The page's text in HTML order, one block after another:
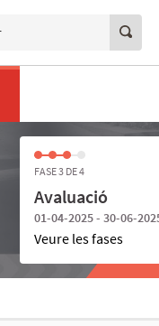
FASE 3 DE 4
Avaluació
01-04-2025 - 30-06-
Veure les fases